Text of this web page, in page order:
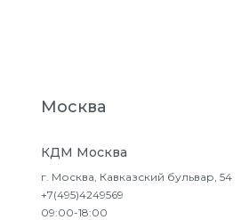
Москва
КДМ Москва
г. Москва, Кавказский бульвар, 54
+7(495)4249569
09:00-18:00